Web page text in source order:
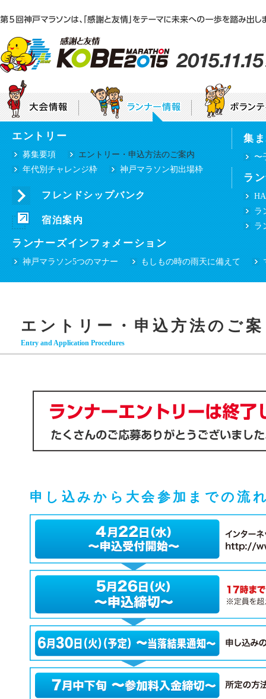
大会テーマ 大会要項
プロパティ（シンボルマーク・ロゴタイプ等）
ご使用について
交通規制のお知らせ 選手・ゲスト
エントリー
募集要項
エントリー・申込方法のご案内
年代別チャレンジ枠
神戸マラソン初出場枠
集
〜
フレンドシップバンク
宿泊案内
ラ
ラ
ラ
ランナーズインフォメーション
神戸マラソン5つのマナー もしもの時の雨天に備えて
団体ボランティア募集要項 個
神戸マラソンEXPO2015「感謝と友情ステー
ランナー・ボランティアの皆様へ
沿道の皆様へ
エントリー・申込方法のご
Entry and Application Procedures
申し込みから大会参加までの流